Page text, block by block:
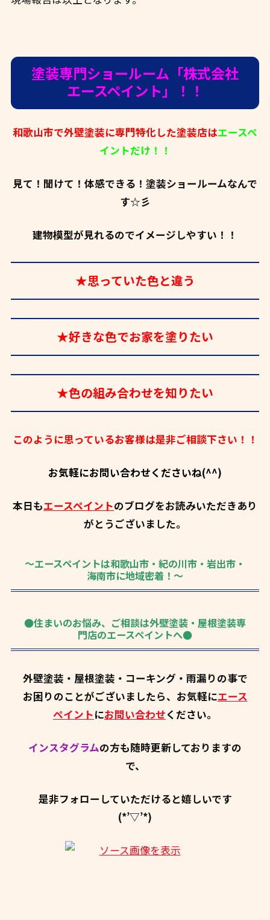
塗装専門ショールーム「株式会社
エースペイント」！！
和歌山市で外壁塗装に専門特化した塗装店はエースペ
イントだけ！！
見て！聞けて！体感できる！塗装ショールームなんで
す☆彡
建物模型が見れるのでイメージしやすい！！
★思っていた色と違う
★好きな色でお家を塗りたい
★色の組み合わせを知りたい
このように思っているお客様は是非ご相談下さい！！
お気軽にお問い合わせくださいね(^^)
本日もエースペイントのブログをお読みいただきあり
がとうございました。
～エースペイントは和歌山市・紀の川市・岩出市・
海南市に地域密着！～
●住まいのお悩み、ご相談は外壁塗装・屋根塗装専
門店のエースペイントへ●
外壁塗装・屋根塗装・コーキング・雨漏りの事で
お困りのことがございましたら、お気軽にエース
ペイントにお問い合わせください。
インスタグラムの方も随時更新しておりますの
で、
是非フォローしていただけると嬉しいです
(*’▽’*)